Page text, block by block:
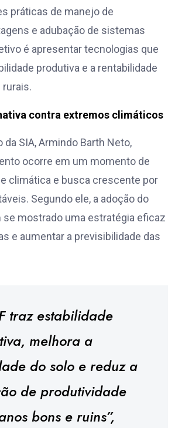
práticas de manejo de
e adubação de sistemas
é apresentar tecnologias que
produtiva e a rentabilidade
contra extremos climáticos
SIA, Armindo Barth Neto,
ocorre em um momento de
climática e busca crescente por
Segundo ele, a adoção do
se mostrado uma estratégia eficaz
e aumentar a previsibilidade das
traz estabilidade
melhora a
do solo e reduz a
de produtividade
bons e ruins”,